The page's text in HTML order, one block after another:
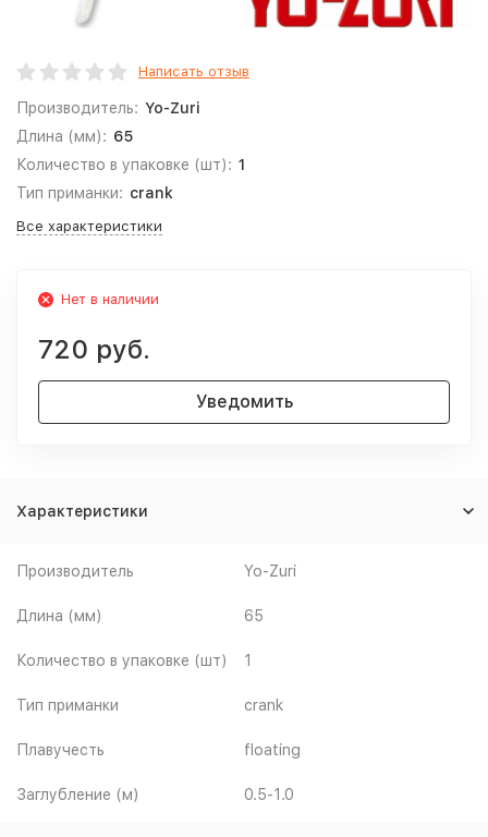
Написать отзыв
Производитель: Yo-Zuri
Длина (мм): 65
Количество в упаковке (шт): 1
Тип приманки: crank
Все характеристики
Нет в наличии
720 руб.
Уведомить
Характеристики
Производитель Yo-Zuri
Длина (мм) 65
Количество в упаковке (шт) 1
Тип приманки crank
Плавучесть floating
Заглубление (м) 0.5-1.0